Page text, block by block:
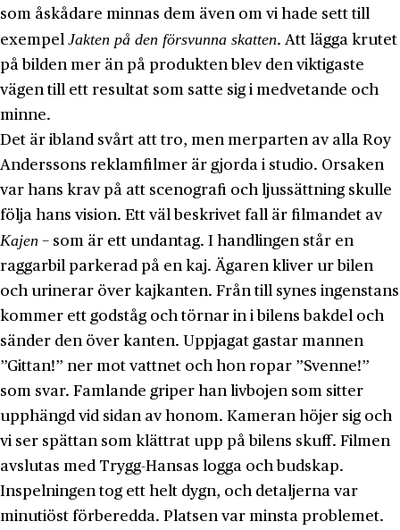
som åskådare minnas dem även om vi hade sett till
exempel Jakten på den försvunna skatten. Att lägga krutet
på bilden mer än på produkten blev den viktigaste
vägen till ett resultat som satte sig i medvetande och
minne.
Det är ibland svårt att tro, men merparten av alla Roy
Anderssons reklamfilmer är gjorda i studio. Orsaken
var hans krav på att scenografi och ljussättning skulle
följa hans vision. Ett väl beskrivet fall är filmandet av
Kajen − som är ett undantag. I handlingen står en
raggarbil parkerad på en kaj. Ägaren kliver ur bilen
och urinerar över kajkanten. Från till synes ingenstans
kommer ett godståg och törnar in i bilens bakdel och
sänder den över kanten. Uppjagat gastar mannen
”Gittan!” ner mot vattnet och hon ropar ”Svenne!”
som svar. Famlande griper han livbojen som sitter
upphängd vid sidan av honom. Kameran höjer sig och
vi ser spättan som klättrat upp på bilens skuff. Filmen
avslutas med Trygg-Hansas logga och budskap.
Inspelningen tog ett helt dygn, och detaljerna var
minutiöst förberedda. Platsen var minsta problemet.